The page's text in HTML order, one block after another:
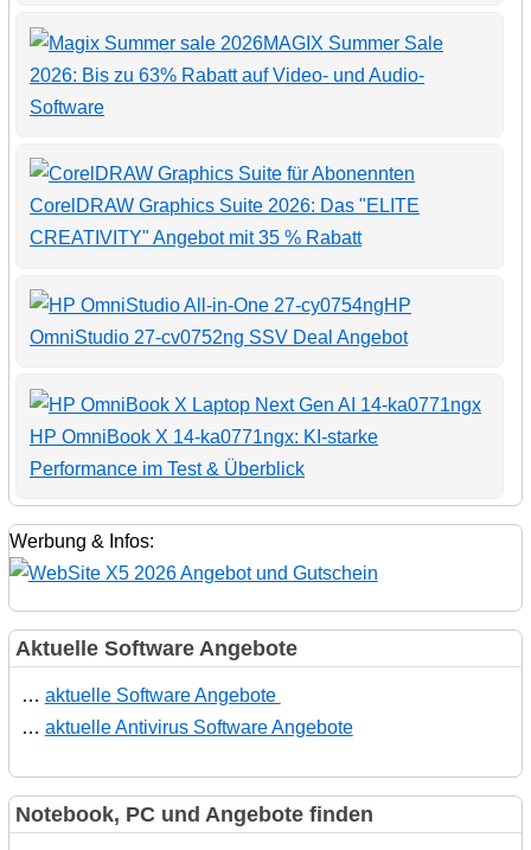
MAGIX Summer Sale
2026: Bis zu 63% Rabatt auf Video- und Audio-
Software
CorelDRAW Graphics Suite 2026: Das "ELITE
CREATIVITY" Angebot mit 35 % Rabatt
HP
OmniStudio 27-cv0752ng SSV Deal Angebot
HP OmniBook X 14-ka0771ngx: KI-starke
Performance im Test & Überblick
Werbung & Infos:
Aktuelle Software Angebote
… aktuelle Software Angebote
… aktuelle Antivirus Software Angebote
Notebook, PC und Angebote finden